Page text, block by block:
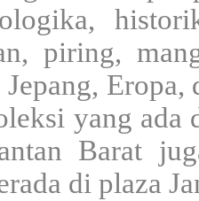
piring,
yang ada
Barat
di plaza